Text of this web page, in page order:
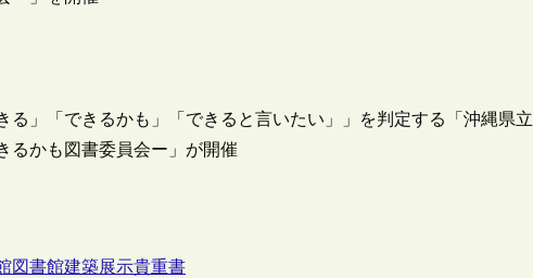
」「できるかも」「できると言いたい」」を判定する「沖縄県立
るかも図書委員会ー」が開催
図書館建築展示貴重書